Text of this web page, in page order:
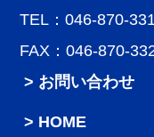
TEL：046-870-
FAX：046-870-
> お問い合わせ
HOME